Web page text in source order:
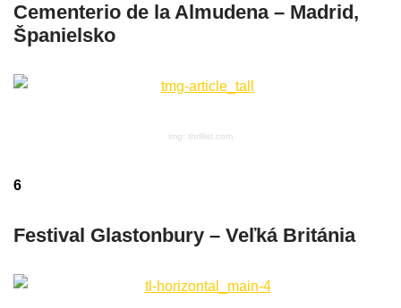
Cementerio de la Almudena – Madrid,
Španielsko
img: thrillist.com
6
Festival Glastonbury – Veľká Británia